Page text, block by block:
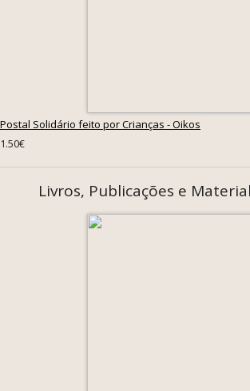
Postal Solidário feito por Crianças - Oikos
1.50€
Livros, Publicações e